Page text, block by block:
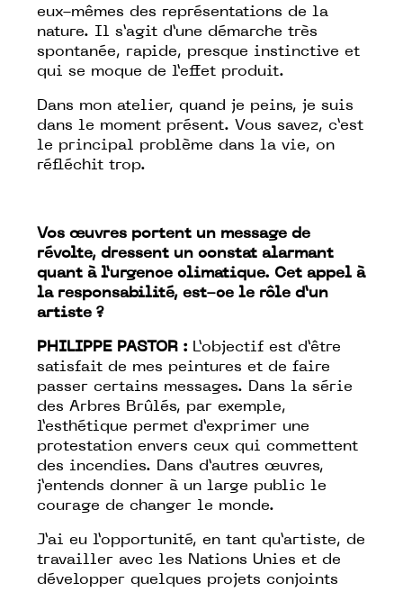
eux-mêmes des représentations de la
nature. Il s’agit d’une démarche très
spontanée, rapide, presque instinctive et
qui se moque de l’effet produit.
Dans mon atelier, quand je peins, je suis
dans le moment présent. Vous savez, c’est
le principal problème dans la vie, on
réfléchit trop.
Vos œuvres portent un message de
révolte, dressent un constat alarmant
quant à l’urgence climatique. Cet appel à
la responsabilité, est-ce le rôle d’un
artiste ?
PHILIPPE PASTOR : L’objectif est d’être
satisfait de mes peintures et de faire
passer certains messages. Dans la série
des Arbres Brûlés, par exemple,
l’esthétique permet d’exprimer une
protestation envers ceux qui commettent
des incendies. Dans d’autres œuvres,
j’entends donner à un large public le
courage de changer le monde.
J’ai eu l’opportunité, en tant qu’artiste, de
travailler avec les Nations Unies et de
développer quelques projets conjoints